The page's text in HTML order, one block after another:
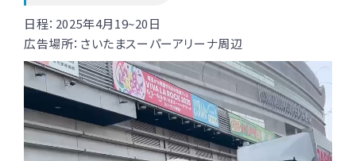
日程： 2025年4月19~20日
広告場所：さいたまスーパーアリーナ周辺
動
プ
レ